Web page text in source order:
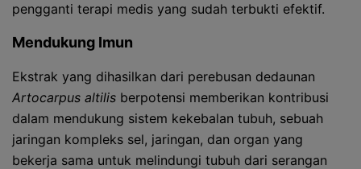
pengganti terapi medis yang sudah terbukti efektif.
Mendukung Imun
Ekstrak yang dihasilkan dari perebusan dedaunan
Artocarpus altilis berpotensi memberikan kontribusi
dalam mendukung sistem kekebalan tubuh, sebuah
jaringan kompleks sel, jaringan, dan organ yang
bekerja sama untuk melindungi tubuh dari serangan